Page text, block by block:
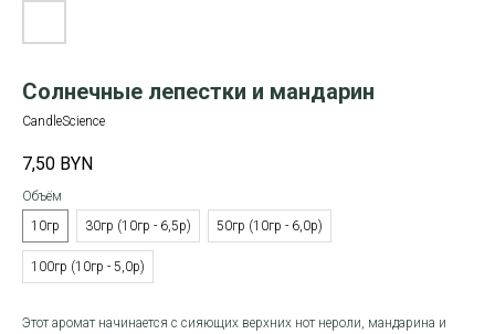
Солнечные лепестки и мандарин
CandleScience
7,50 BYN
Объём
10гр
30гр (10гр - 6,5р) 50гр (10гр - 6,0р)
100гр (10гр - 5,0р)
Этот аромат начинается с сияющих верхних нот нероли, мандарина и